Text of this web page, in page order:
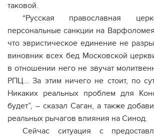
таковой.
“Русская православная
персональные санкции на
что эвристическое единение не
виновник всех бед Московской
в отношении него не звучат
РПЦ… За этим ничего не стоит, по
Никаких реальных проблем для
будет”, – сказал Саган, а также
реальных рычагов влияния на Синод.
Сейчас ситуация с